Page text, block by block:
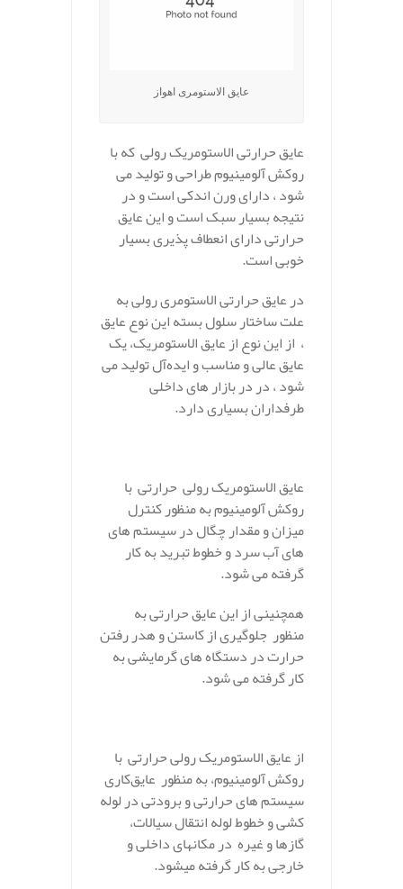
عایق الاستومری اهواز
عایق حرارتی الاستومریک رولی که با
روکش آلومینیوم طراحی و تولید می
شود ، دارای ورن اندکی است و در
نتیجه بسیار سبک است و این عایق
حرارتی دارای انعطاف پذیری بسیار
خوبی است.
در عایق حرارتی الاستومری رولی به
علت ساختار سلول بسته این نوع عایق
، از این نوع از عایق الاستومریک، یک
عایق عالی و مناسب و ایده‌آل تولید می
شود ، در در بازار های داخلی
طرفداران بسیاری دارد.
عایق الاستومریک رولی حرارتی با
روکش آلومینیوم به منظور کنترل
میزان و مقدار چگال در سیستم های
های آب سرد و خطوط تبرید به کار
گرفته می شود.
همچنینی از این عایق حرارتی به
منظور جلوگیری از کاستن و هدر رفتن
حرارت در دستگاه های گرمایشی به
کار گرفته می شود.
از عایق الاستومریک رولی حرارتی با
روکش آلومینیوم، به منظور عایق‌کاری
سیستم های حرارتی و برودتی در لوله
کشی و خطوط لوله انتقال سیالات،
گازها و غیره در مکانهای داخلی و
خارجی به کار گرفته میشود.